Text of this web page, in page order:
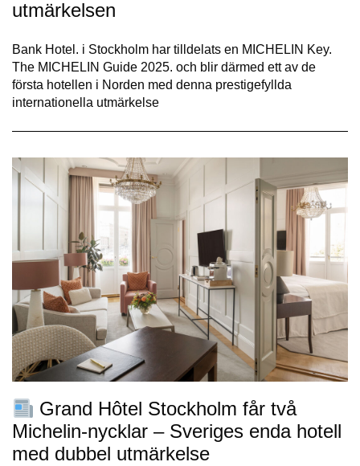
utmärkelsen
Bank Hotel. i Stockholm har tilldelats en MICHELIN Key.
The MICHELIN Guide 2025. och blir därmed ett av de
första hotellen i Norden med denna prestigefyllda
internationella utmärkelse
Grand Hôtel Stockholm får två
Michelin-nycklar – Sveriges enda hotell
med dubbel utmärkelse